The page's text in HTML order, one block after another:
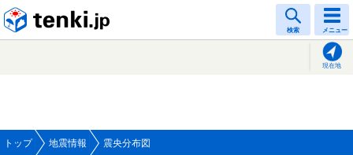
検索 メニュー
現在地
トップ 地震情報 震央分布図